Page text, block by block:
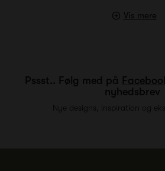
Vis mere
Pssst.. Følg med på
nyhedsbrev
Nye designs, inspiration og